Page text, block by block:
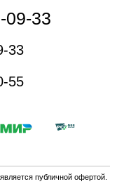
09-33
33
55
публичной офертой.